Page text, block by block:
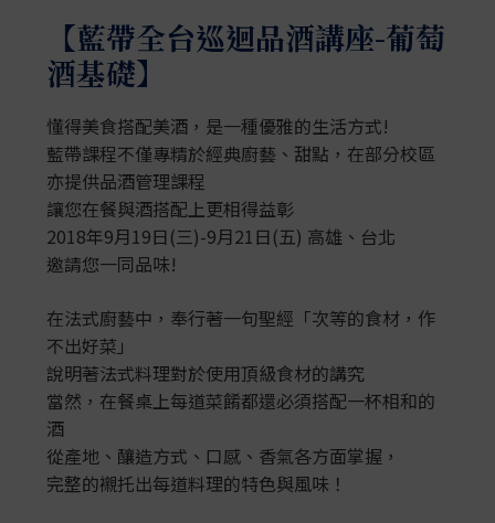
【藍帶全台巡迴品酒講座-葡萄
酒基礎】
懂得美食搭配美酒，是一種優雅的生活方式!
藍帶課程不僅專精於經典廚藝、甜點，在部分校區
亦提供品酒管理課程
讓您在餐與酒搭配上更相得益彰
2018年9月19日(三)-9月21日(五) 高雄、台北
邀請您一同品味!
在法式廚藝中，奉行著一句聖經「次等的食材，作
不出好菜」
說明著法式料理對於使用頂級食材的講究
當然，在餐桌上每道菜餚都還必須搭配一杯相和的
酒
從產地、釀造方式、口感、香氣各方面掌握，
完整的襯托出每道料理的特色與風味！